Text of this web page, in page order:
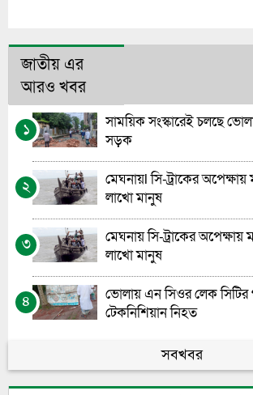
জাতীয় এর
আরও খবর
১
সাময়িক সংস্কারেই চলছে
সড়ক
২
মেঘনায়l সি-ট্রাকের
লাখো মানুষ
৩
মেঘনায় সি-ট্রাকের
লাখো মানুষ
৪
ভোলায় এন সিওর লেক সিটির
টেকনিশিয়ান নিহত
ভোলা সরকারি মহিলা
পরীক্ষা নিয়ে বিভ্রান্তির অবসান
সবখবর